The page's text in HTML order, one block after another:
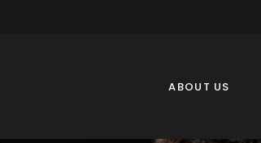
ABOUT US